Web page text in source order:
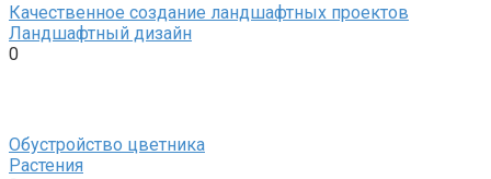
Качественное создание ландшафтных проектов
Ландшафтный дизайн
0
Обустройство цветника
Растения